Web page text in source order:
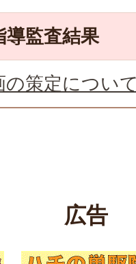
導監査結果
の策定につい
広告